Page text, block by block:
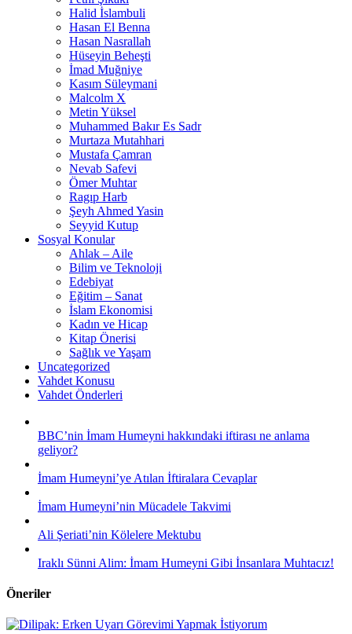
Halid İslambuli
Hasan El Benna
Hasan Nasrallah
Hüseyin Beheşti
İmad Muğniye
Kasım Süleymani
Malcolm X
Metin Yüksel
Muhammed Bakır Es Sadr
Murtaza Mutahhari
Mustafa Çamran
Nevab Safevi
Ömer Muhtar
Ragıp Harb
Şeyh Ahmed Yasin
Seyyid Kutup
Sosyal Konular
Ahlak – Aile
Bilim ve Teknoloji
Edebiyat
Eğitim – Sanat
İslam Ekonomisi
Kadın ve Hicap
Kitap Önerisi
Sağlık ve Yaşam
Uncategorized
Vahdet Konusu
Vahdet Önderleri
BBC’nin İmam Humeyni hakkındaki iftirası ne anlama
geliyor?
İmam Humeyni’ye Atılan İftiralara Cevaplar
İmam Humeyni’nin Mücadele Takvimi
Ali Şeriati’nin Kölelere Mektubu
Iraklı Sünni Alim: İmam Humeyni Gibi İnsanlara Muhtacız!
Öneriler